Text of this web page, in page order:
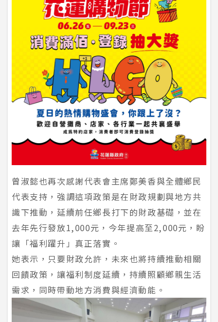
曾淑懿也再次感謝代表會主席鄭美香與全體鄉民
代表支持，強調這項政策是在財政規劃與地方共
識下推動，延續前任鄉長打下的財政基礎，並在
去年先行發放1,000元，今年提高至2,000元，盼
讓「福利躍升」真正落實。
她表示，只要財政允許，未來也將持續推動相關
回饋政策，讓福利制度延續，持續照顧鄉親生活
需求，同時帶動地方消費與經濟動能。